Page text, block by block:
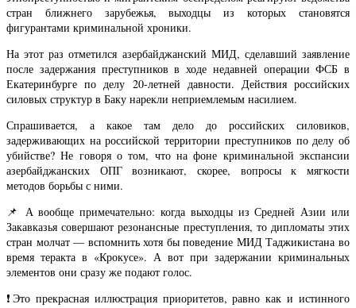
стран ближнего зарубежья, выходцы из которых становятся
фигурантами криминальной хроники.
На этот раз отметился азербайджанский МИД, сделавший заявление
после задержания преступников в ходе недавней операции ФСБ в
Екатеринбурге по делу 20-летней давности. Действия российских
силовых структур в Баку нарекли неприемлемым насилием.
Спрашивается, а какое там дело до российских силовиков,
задерживающих на российской территории преступников по делу об
убийстве? Не говоря о том, что на фоне криминальной экспансии
азербайджанских ОПГ возникают, скорее, вопросы к мягкости
методов борьбы с ними.
📌 А вообще примечательно: когда выходцы из Средней Азии или
Закавказья совершают резонансные преступления, то дипломаты этих
стран молчат — вспомнить хотя бы поведение МИД Таджикистана во
время теракта в «Крокусе». А вот при задержании криминальных
элементов они сразу же подают голос.
❗️Это прекрасная иллюстрация приоритетов, равно как и истинного